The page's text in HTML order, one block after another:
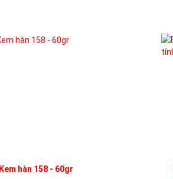
Kem hàn 158 - 60gr